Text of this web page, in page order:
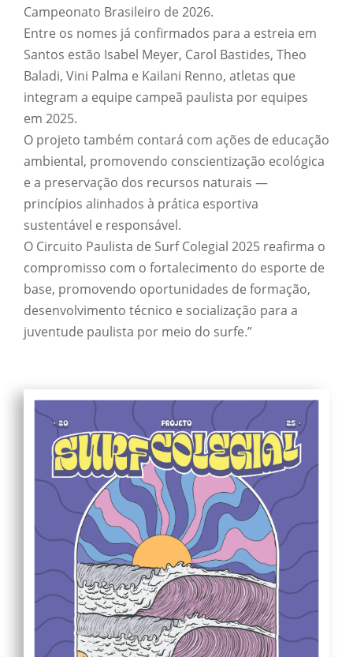
Campeonato Brasileiro de 2026.
Entre os nomes já confirmados para a estreia em
Santos estão Isabel Meyer, Carol Bastides, Theo
Baladi, Vini Palma e Kailani Renno, atletas que
integram a equipe campeã paulista por equipes
em 2025.
O projeto também contará com ações de educação
ambiental, promovendo conscientização ecológica
e a preservação dos recursos naturais —
princípios alinhados à prática esportiva
sustentável e responsável.
O Circuito Paulista de Surf Colegial 2025 reafirma o
compromisso com o fortalecimento do esporte de
base, promovendo oportunidades de formação,
desenvolvimento técnico e socialização para a
juventude paulista por meio do surfe.”